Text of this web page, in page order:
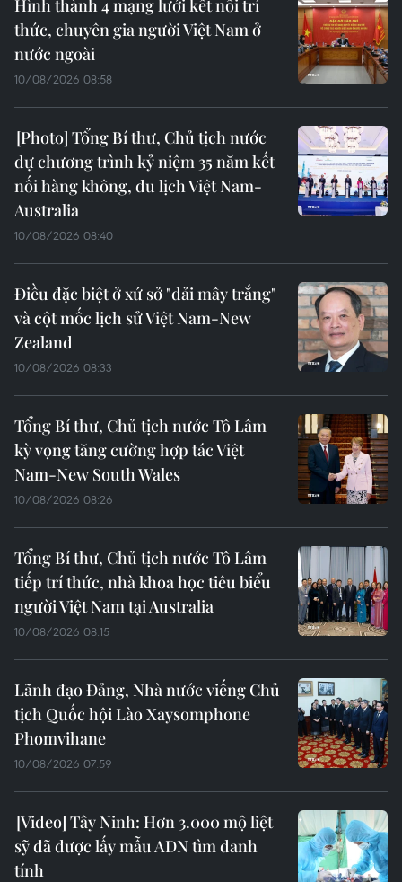
Hình thành 4 mạng lưới kết nối trí
thức, chuyên gia người Việt Nam ở
nước ngoài
10/08/2026 08:58
Tổng Bí thư, Chủ tịch nước
dự chương trình kỷ niệm 35 năm kết
nối hàng không, du lịch Việt Nam-
Australia
10/08/2026 08:40
Điều đặc biệt ở xứ sở "dải mây trắng"
và cột mốc lịch sử Việt Nam-New
Zealand
10/08/2026 08:33
Tổng Bí thư, Chủ tịch nước Tô Lâm
kỳ vọng tăng cường hợp tác Việt
Nam-New South Wales
10/08/2026 08:26
Tổng Bí thư, Chủ tịch nước Tô Lâm
tiếp trí thức, nhà khoa học tiêu biểu
người Việt Nam tại Australia
10/08/2026 08:15
Lãnh đạo Đảng, Nhà nước viếng Chủ
tịch Quốc hội Lào Xaysomphone
Phomvihane
10/08/2026 07:59
Tây Ninh: Hơn 3.000 mộ liệt
sỹ đã được lấy mẫu ADN tìm danh
tính